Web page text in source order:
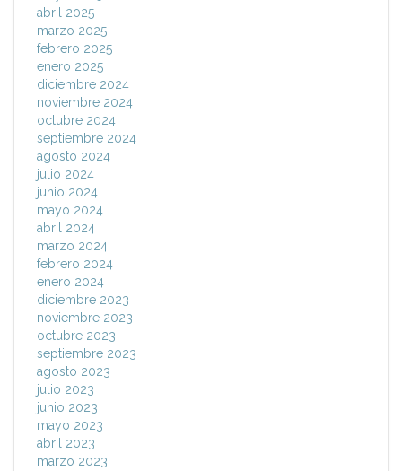
abril 2025
marzo 2025
febrero 2025
enero 2025
diciembre 2024
noviembre 2024
octubre 2024
septiembre 2024
agosto 2024
julio 2024
junio 2024
mayo 2024
abril 2024
marzo 2024
febrero 2024
enero 2024
diciembre 2023
noviembre 2023
octubre 2023
septiembre 2023
agosto 2023
julio 2023
junio 2023
mayo 2023
abril 2023
marzo 2023